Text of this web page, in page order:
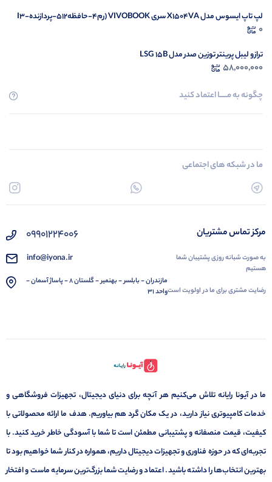
لپ تاپ ایسوس مدل X1504VA سری VIVOBOOK (رم4-حافظه512-پردازندهI3-
1335U)
0
ترازو لیبل پرینتر توزین صدر مدل LSG 15B
58,000,000
چگونه به مــــــا اعتماد کنید
ما در شبکه های اجتماعی
مرکز تماس مشتریان
به صورت شبانه روزی پشتیبان شما
هستیم
رضایت مشتری برای ما در اولویت است
09901224006
info@iyona.ir
مازندران - بابلسر - بهنمیر - گلستان 8 - پاساژ آسمان -
واحد 31
ما در آیونا رایانه تلاش می‌کنیم هر آنچه برای دنیای دیجیتال، تجهیزات فروشگاهی و
خدمات کامپیوتری نیاز دارید، در یک مکان گرد هم بیاوریم. هدف ما ارائه محصولاتی با
کیفیت، قیمت منصفانه و پشتیبانی مطمئن است تا شما با آسودگی خاطر خرید کنید. با
تجربه‌ای که در حوزه فناوری و تجهیزات دیجیتال داریم، همواره در کنار شما خواهیم بود تا
بهترین انتخاب‌ها را داشته باشید. اعتماد و رضایت شما بزرگ‌ترین سرمایه ماست و افتخار